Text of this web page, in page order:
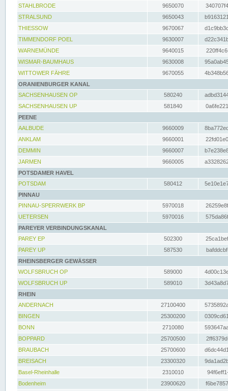
STAHLBRODE
9650070
STRALSUND
9650043
THIESSOW
9670067
TIMMENDORF POEL
9630007
WARNEMÜNDE
9640015
WISMAR-BAUMHAUS
9630008
WITTOWER FÄHRE
9670055
ORANIENBURGER KANAL
SACHSENHAUSEN OP
580240
SACHSENHAUSEN UP
581840
PEENE
AALBUDE
9660009
ANKLAM
9660001
DEMMIN
9660007
JARMEN
9660005
POTSDAMER HAVEL
POTSDAM
580412
PINNAU
PINNAU-SPERRWERK BP
5970018
UETERSEN
5970016
PAREYER VERBINDUNGSKANAL
PAREY EP
502300
PAREY UP
587530
RHEINSBERGER GEWÄSSER
WOLFSBRUCH OP
589000
WOLFSBRUCH UP
589010
RHEIN
ANDERNACH
27100400
BINGEN
25300200
BONN
2710080
BOPPARD
25700500
BRAUBACH
25700600
BREISACH
23300320
Basel-Rheinhalle
2310010
Bodenheim
23900620